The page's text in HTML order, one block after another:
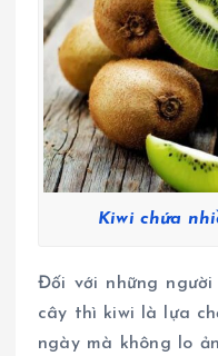
Kiwi chứa
Đối với những
cây thì kiwi là lựa
ngày mà không lo